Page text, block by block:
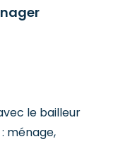
le bailleur
ménage,